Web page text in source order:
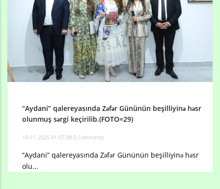
“Aydani” qalereyasında Zəfər Gününün beşilliyinə həsr
olunmuş sərgi keçirilib.(FOTO=29)
10-11-2025 01:07:38 0 Comments
“Aydani” qalereyasında Zəfər Gününün beşilliyinə həsr
olu...